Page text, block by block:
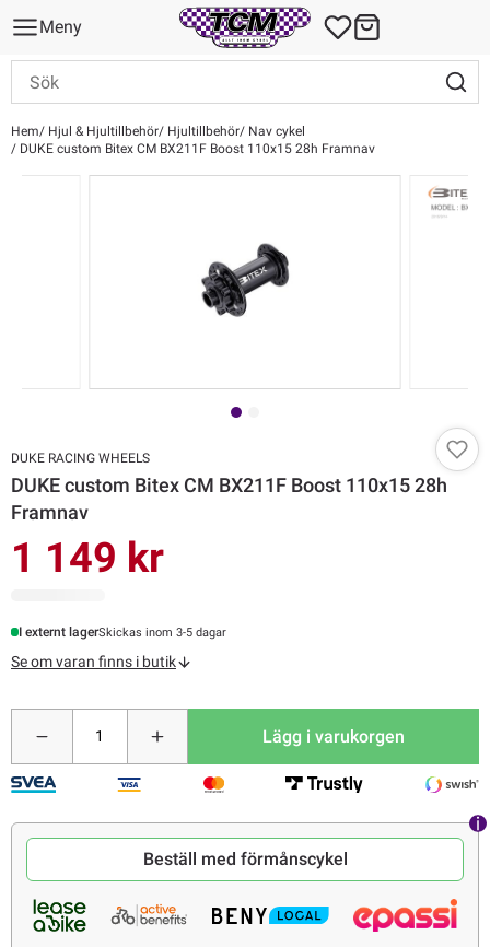
Meny
Hem Hjul & Hjultillbehör Hjultillbehör
Nav cykel
DUKE custom Bitex CM BX211F Boost 110x15 28h Framnav
DUKE RACING WHEELS
DUKE custom Bitex CM BX211F Boost 110x15 28h
Framnav
1 149 kr
I externt lagerSkickas inom 3-5 dagar
Se om varan finns i butik
Lägg i varukorgen
Beställ med förmånscykel